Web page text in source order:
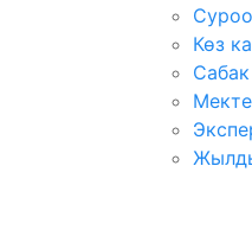
Көз
Сабак